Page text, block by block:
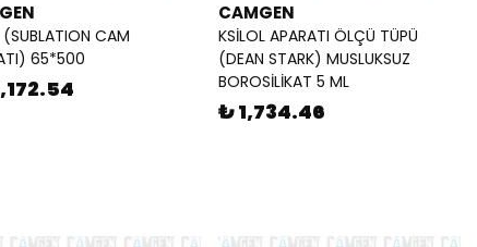
CAM
65*500
CAMGEN
KSİLOL APARATI ÖLÇÜ TÜPÜ
(DEAN STARK) MUSLUKSUZ
BOROSİLİKAT 5 ML
₺ 1,734.46